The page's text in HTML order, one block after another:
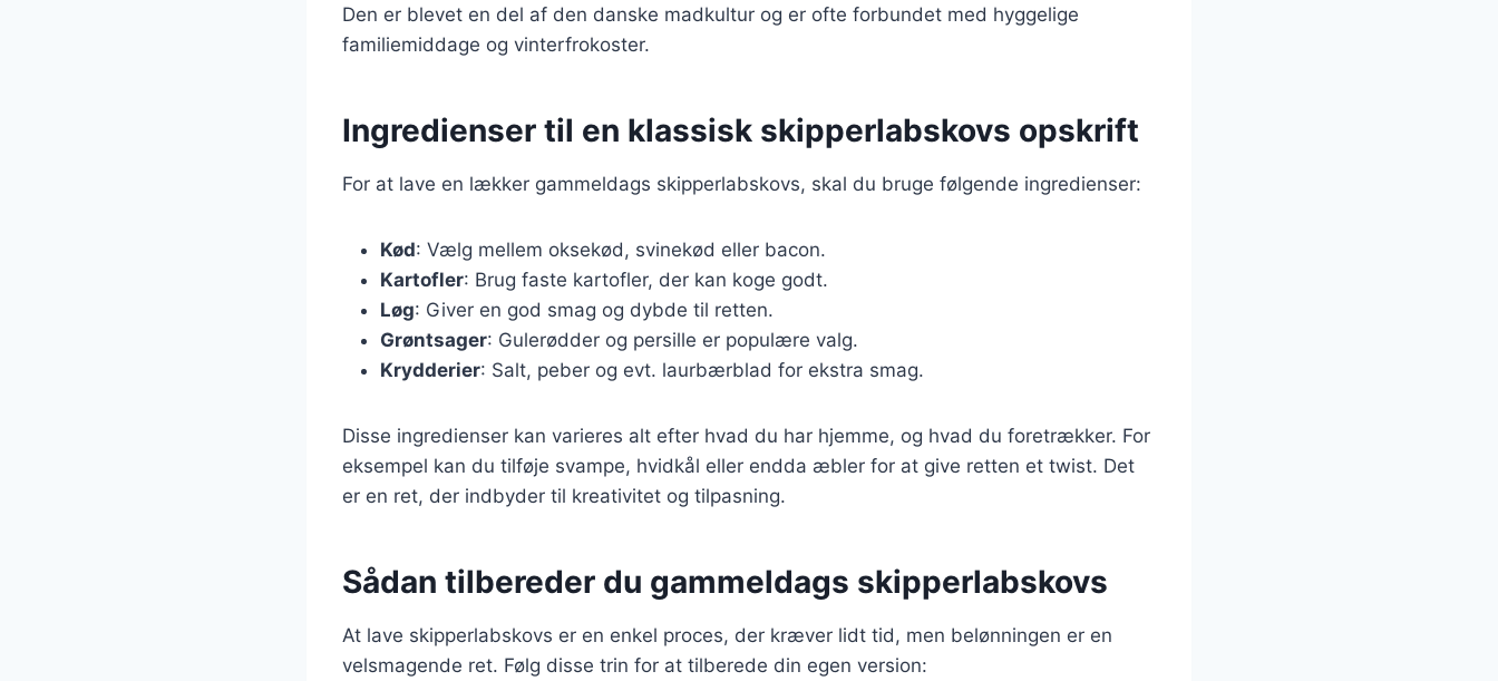
Den er blevet en del af den danske madkultur og er ofte forbundet med hyggelige
familiemiddage og vinterfrokoster.
Ingredienser til en klassisk skipperlabskovs opskrift
For at lave en lækker gammeldags skipperlabskovs, skal du bruge følgende ingredienser:
Kød: Vælg mellem oksekød, svinekød eller bacon.
Kartofler: Brug faste kartofler, der kan koge godt.
Løg: Giver en god smag og dybde til retten.
Grøntsager: Gulerødder og persille er populære valg.
Krydderier: Salt, peber og evt. laurbærblad for ekstra smag.
Disse ingredienser kan varieres alt efter hvad du har hjemme, og hvad du foretrækker. For
eksempel kan du tilføje svampe, hvidkål eller endda æbler for at give retten et twist. Det
er en ret, der indbyder til kreativitet og tilpasning.
Sådan tilbereder du gammeldags skipperlabskovs
At lave skipperlabskovs er en enkel proces, der kræver lidt tid, men belønningen er en
velsmagende ret. Følg disse trin for at tilberede din egen version: